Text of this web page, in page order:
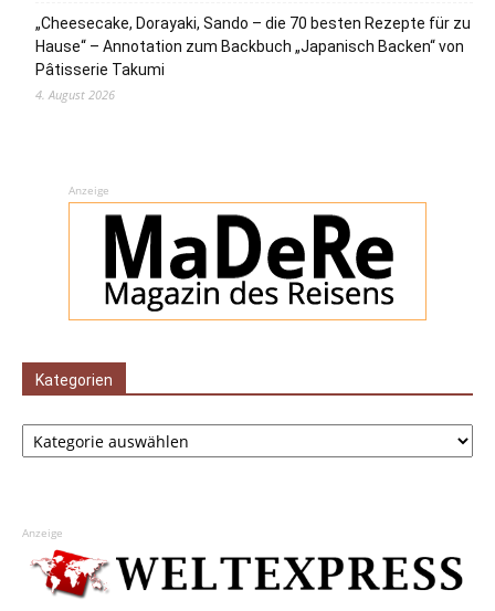
„Cheesecake, Dorayaki, Sando – die 70 besten Rezepte für zu
Hause“ – Annotation zum Backbuch „Japanisch Backen“ von
Pâtisserie Takumi
4. August 2026
Anzeige
Kategorien
Kategorien
Anzeige